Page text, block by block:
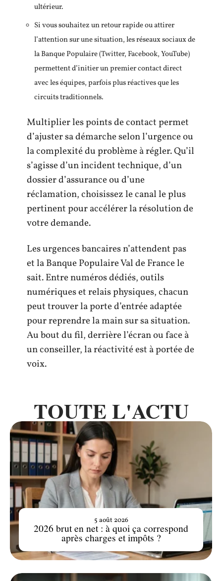
ultérieur.
Si vous souhaitez un retour rapide ou attirer
l’attention sur une situation, les réseaux sociaux de
la Banque Populaire (Twitter, Facebook, YouTube)
permettent d’initier un premier contact direct
avec les équipes, parfois plus réactives que les
circuits traditionnels.
Multiplier les points de contact permet
d’ajuster sa démarche selon l’urgence ou
la complexité du problème à régler. Qu’il
s’agisse d’un incident technique, d’un
dossier d’assurance ou d’une
réclamation, choisissez le canal le plus
pertinent pour accélérer la résolution de
votre demande.
Les urgences bancaires n’attendent pas
et la Banque Populaire Val de France le
sait. Entre numéros dédiés, outils
numériques et relais physiques, chacun
peut trouver la porte d’entrée adaptée
pour reprendre la main sur sa situation.
Au bout du fil, derrière l’écran ou face à
un conseiller, la réactivité est à portée de
voix.
TOUTE L'ACTU
2026 brut en net : à quoi ça correspond
après charges et impôts ?
5 août 2026